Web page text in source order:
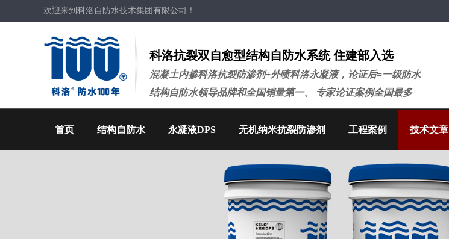
欢迎来到科洛自防水技术集团有限公司！
科洛抗裂双自愈型结构自防水系统 住建部入选
混凝土内掺科洛抗裂防渗剂+外喷科洛永凝液，论证后=一级防水
结构自防水领导品牌和全国销量第一、 专家论证案例全国最多
首页 结构自防水 永凝液DPS 无机纳米抗裂防渗剂 工程案例 技术文章